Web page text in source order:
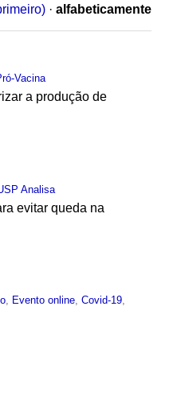
· alfabeticamente
Vacina
a produção de
Analisa
evitar queda na
, Evento online,Covid-19,